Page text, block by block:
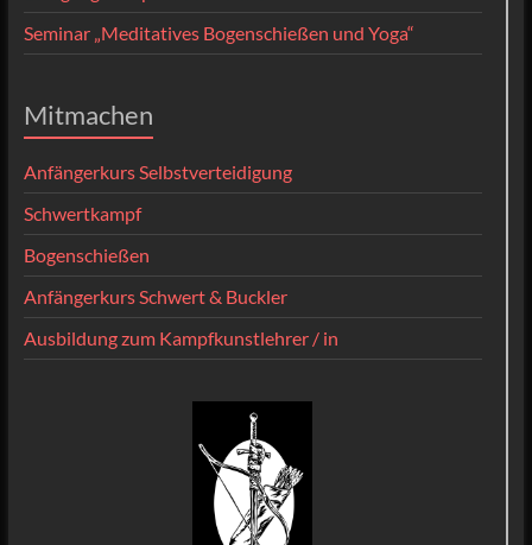
Seminar „Meditatives Bogenschießen und Yoga“
Mitmachen
Anfängerkurs Selbstverteidigung
Schwertkampf
Bogenschießen
Anfängerkurs Schwert & Buckler
Ausbildung zum Kampfkunstlehrer / in